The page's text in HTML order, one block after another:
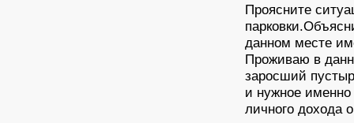
Проясните
данном месте
Проживаю в
заросший
и нужное
личного дохода